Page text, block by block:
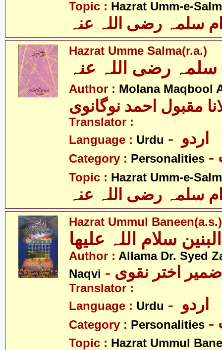
Topic : Hazrat Umm-e-
سلمہ رضی اللہ عنہ
Hazrat Umme Salma(r.a.)
رضی اللہ عنہ
Author : Molana Maqbool
مقبول احمد نوگانوی
Translator :
Language : Urdu
Category : Personalities
Topic : Hazrat Umm-e-
سلمہ رضی اللہ عنہ
Hazrat Ummul Baneen(a.s.)
سلام اللہ علیھا
Author : Allama Dr. Syed
Naqvi
اختر نقوی
Translator :
Language : Urdu
Category : Personalities
Topic : Hazrat Ummul